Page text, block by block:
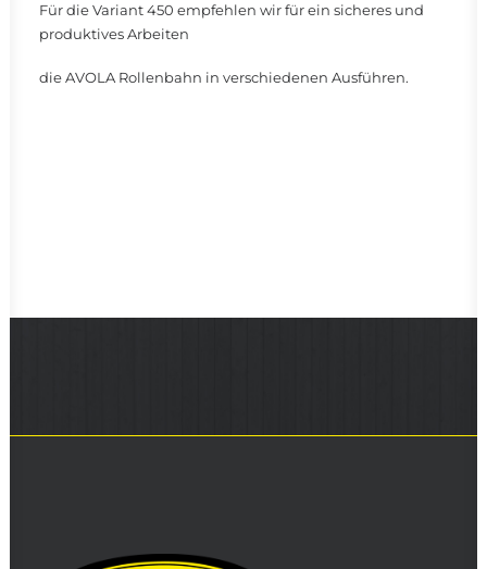
Für die Variant 450 empfehlen wir für ein sicheres und
produktives Arbeiten
die AVOLA Rollenbahn in verschiedenen Ausführen.